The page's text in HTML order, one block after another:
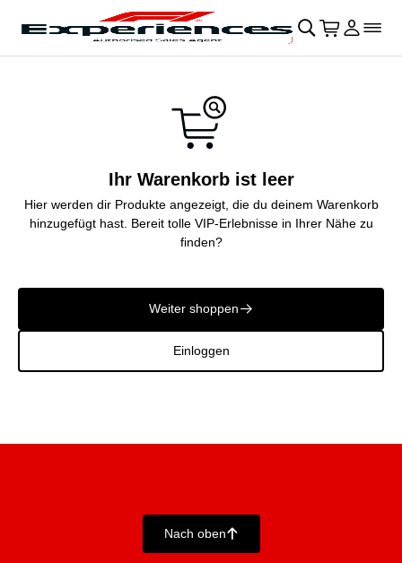
Navigation überspringen􀄫
􀊫 􀍩 Login
􀉩􀌇
Ihr Warenkorb ist leer
Hier werden dir Produkte angezeigt, die du deinem Warenkorb
hinzugefügt hast. Bereit tolle VIP-Erlebnisse in Ihrer Nähe zu
finden?
Einloggen
Weiter shoppen􀄫
Nach oben􀄨